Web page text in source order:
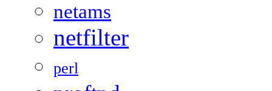
netams
netfilter
perl